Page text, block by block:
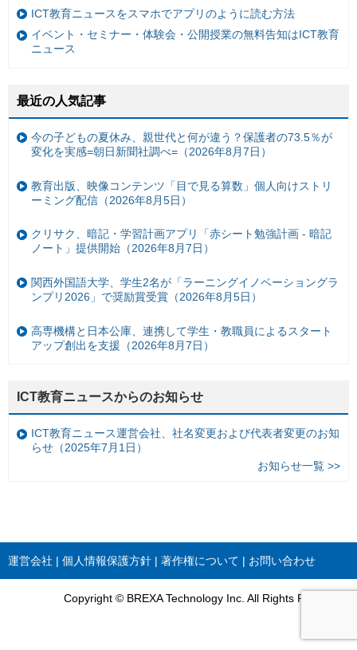
ICT教育ニュースをスマホでアプリのように読む方法
イベント・セミナー・体験会・公開授業の無料告知はICT教育
ニュース
最近の人気記事
今の子どもの夏休み、親世代と何が違う？保護者の73.5％が
変化を実感=朝日新聞社調べ=（2026年8月7日）
教育出版、映像コンテンツ「目で見る算数」個人向けストリ
ーミング配信（2026年8月5日）
クリサク、暗記・学習計画アプリ「赤シート勉強計画 - 暗記
ノート」提供開始（2026年8月7日）
関西外国語大学、学生2名が「ラーニングイノベーショングラ
ンプリ2026」で奨励賞受賞（2026年8月5日）
高専機構と日本公庫、連携して学生・教職員によるスタート
アップ創出を支援（2026年8月7日）
ICT教育ニュースからのお知らせ
ICT教育ニュース運営会社、社名変更および代表者変更のお知
らせ（2025年7月1日）
お知らせ一覧 >>
運営会社 個人情報保護方針 著作権について お問い合わせ
Copyright © BREXA Technology Inc. All Rights Reserved.